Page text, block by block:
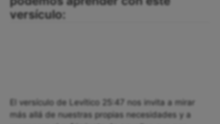
versículo:
El versículo de Levítico 25:47 nos invita a mirar
más allá de nuestras propias necesidades y a